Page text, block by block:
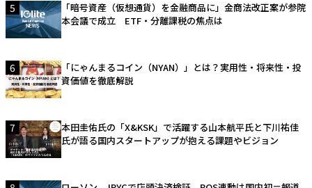
5
「暗号資産（仮想通貨）を金融商品に」金商法改正案が参院
本会議で成立 ETF・分離課税の焦点は
6
「にゃんまるコイン（NYAN）」とは？実用性・将来性・投
資価値を徹底解説
7
本田圭佑氏の「X&KSK」で活躍する山本航平氏と下川祐佳
氏が語る国内スタートアップが抱える課題やビジョン